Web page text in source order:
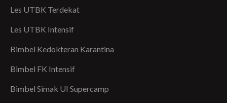
Les UTBK Terdekat
Les UTBK Intensif
Bimbel Kedokteran Karantina
Bimbel FK Intensif
Bimbel Simak UI Supercamp